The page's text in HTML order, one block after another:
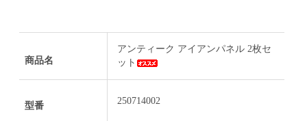
商品名
アンティーク アイアンパネル 2枚セ
ット
型番 250714002